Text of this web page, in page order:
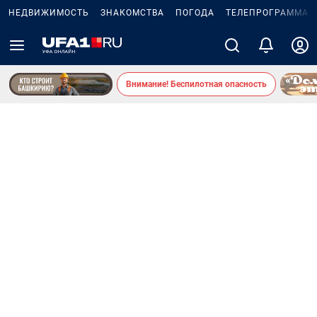
НЕДВИЖИМОСТЬ ЗНАКОМСТВА ПОГОДА ТЕЛЕПРОГРАММА
Внимание! Беспилотная опасность